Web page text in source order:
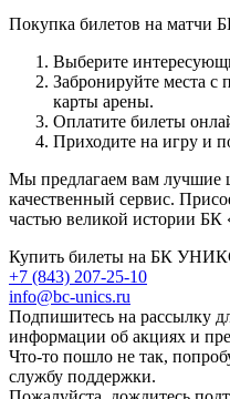
Покупка билетов на матчи
Выберите
Забронируйте места
карты арены.
Оплатите билеты
Приходите на игру и
Мы предлагаем вам лучшие
качественный сервис.
частью великой истории
Купить билеты на БК
+7 (843) 207-25-10
info@bc-unics.ru
Подпишитесь на рассылку
информации об акциях и
Что-то пошло не так,
службу поддержки.